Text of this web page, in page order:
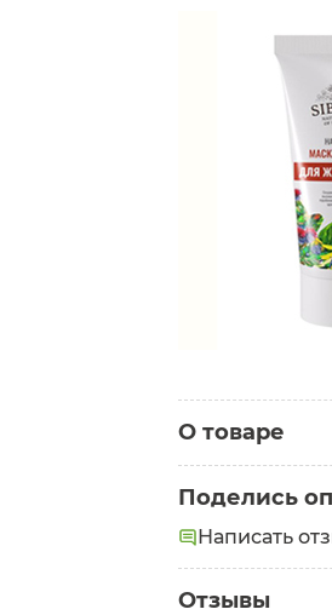
О товаре
Поделись
Написать
Отзывы